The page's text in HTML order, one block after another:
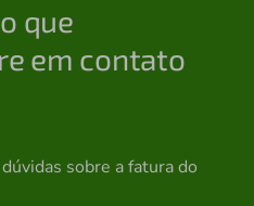
que
em contato
sobre a fatura do